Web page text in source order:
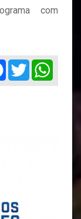
com
Facebook
Twitter